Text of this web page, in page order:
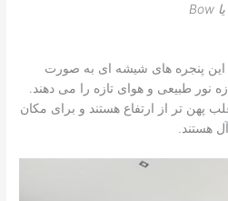
این پنجره های شیشه ای به صورت
نور طبیعی و هوای تازه را می دهند.
پهن تر از ارتفاع هستند و برای مکان
هستند.